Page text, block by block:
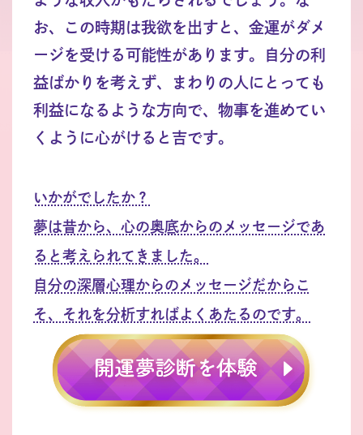
お、この時期は我欲を出すと、金運がダメ
ージを受ける可能性があります。自分の利
益ばかりを考えず、まわりの人にとっても
利益になるような方向で、物事を進めてい
くように心がけると吉です。
いかがでしたか？
夢は昔から、心の奥底からのメッセージであ
ると考えられてきました。
自分の深層心理からのメッセージだからこ
そ、それを分析すればよくあたるのです。